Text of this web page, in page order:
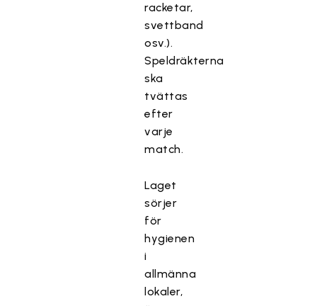
racketar,
svettband
osv.).
Speldräkterna
ska
tvättas
efter
varje
match.
Laget
sörjer
för
hygienen
i
allmänna
lokaler,